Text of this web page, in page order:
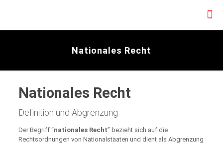
Nationales Recht
Nationales Recht
Definition und Abgrenzung
Der Begriff “nationales Recht” bezieht sich auf die
Rechtsordnungen von Nationalstaaten und dient als Abgrenzung